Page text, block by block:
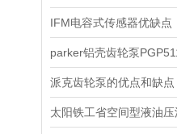
IFM电容式传感器优缺点
派克齿轮泵的优点和缺点
太阳铁工省空间型液油